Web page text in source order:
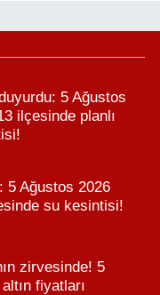
5 Ağustos
ilçesinde planlı
5 Ağustos 2026
su kesintisi!
zirvesinde! 5
fiyatları